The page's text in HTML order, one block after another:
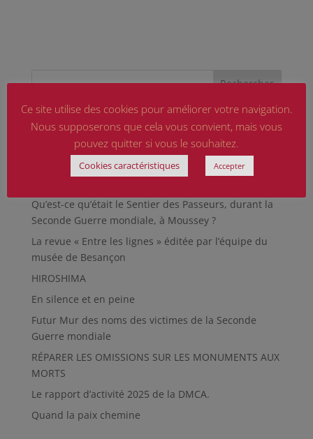
Articles récents
Marguerite MARTIN dite Daisy, femme résistante
Hommage aux sapeurs-pompiers d’hier et
Qu’est-ce qu’était le Sentier des Passeurs, durant la
Seconde Guerre mondiale, à Moussey ?
La revue « Entre les lignes » éditée par l’équipe du
musée de Besançon
HIROSHIMA
En silence et en peine
Futur Mur des noms des victimes de la Seconde
Guerre mondiale
RÉPARER LES OMISSIONS SUR LES MONUMENTS AUX
MORTS
Le rapport d’activité 2025 de la DMCA.
Quand la paix chemine
Ce site utilise des cookies pour améliorer votre navigation.
Nous supposerons que cela vous convient, mais vous
pouvez quitter si vous le souhaitez.
Cookies caractéristiques Accepter